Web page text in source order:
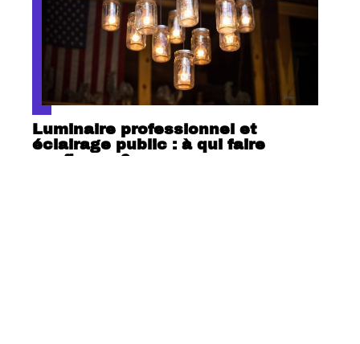
Luminaire professionnel et
éclairage public : à qui faire
confiance ?